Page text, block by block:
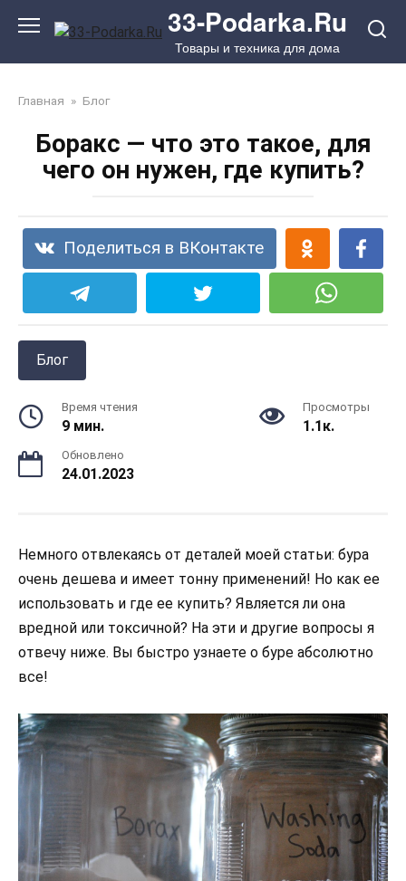
33-Podarka.Ru
Товары и техника для дома
Главная » Блог
Боракс — что это такое, для
чего он нужен, где купить?
Поделиться в ВКонтакте
Блог
Время чтения
9 мин.
Просмотры
1.1к.
Обновлено
24.01.2023
Немного отвлекаясь от деталей моей статьи: бура
очень дешева и имеет тонну применений! Но как ее
использовать и где ее купить? Является ли она
вредной или токсичной? На эти и другие вопросы я
отвечу ниже. Вы быстро узнаете о буре абсолютно
все!